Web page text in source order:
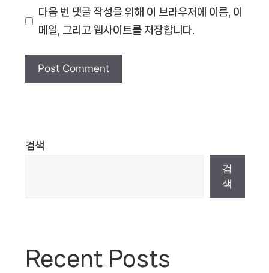
다음 번 댓글 작성을 위해 이 브라우저에 이름, 이
메일, 그리고 웹사이트를 저장합니다.
검색
검
색
Recent Posts